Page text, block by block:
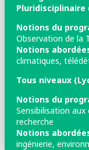
Pluridisciplinaire
Notions du
Observation de la
Notions
climatiques,
Tous niveaux
Notions du
Sensibilisation
recherche
Notions
ingénierie,